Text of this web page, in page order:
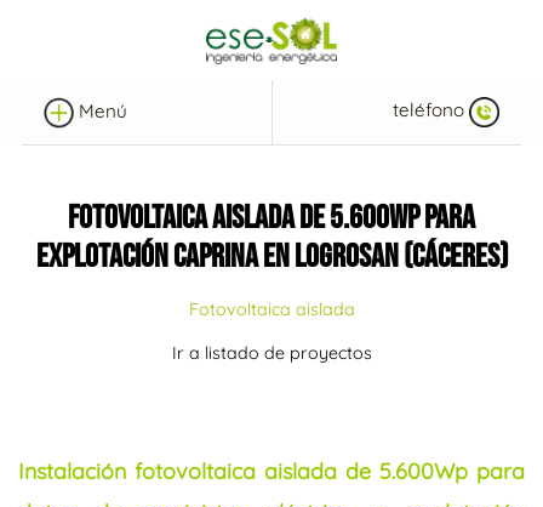
Menú teléfono
FOTOVOLTAICA AISLADA DE 5.600WP PARA
EXPLOTACIÓN CAPRINA EN LOGROSAN (CÁCERES)
Fotovoltaica aislada
Ir a listado de proyectos
Instalación fotovoltaica aislada de 5.600Wp para